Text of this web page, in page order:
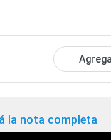
la nota completa